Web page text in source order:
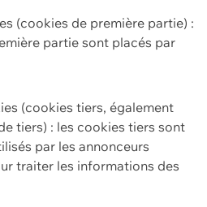
(cookies de première partie) :
partie sont placés par
(cookies tiers, également
tiers) : les cookies tiers sont
par les annonceurs
traiter les informations des